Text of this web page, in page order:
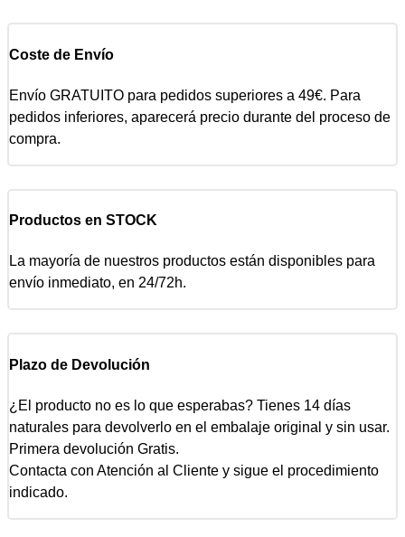
Coste de Envío
Envío GRATUITO para pedidos superiores a 49€. Para
pedidos inferiores, aparecerá precio durante del proceso de
compra.
Productos en STOCK
La mayoría de nuestros productos están disponibles para
envío inmediato, en 24/72h.
Plazo de Devolución
¿El producto no es lo que esperabas? Tienes 14 días
naturales para devolverlo en el embalaje original y sin usar.
Primera devolución Gratis.
Contacta con Atención al Cliente y sigue el procedimiento
indicado.